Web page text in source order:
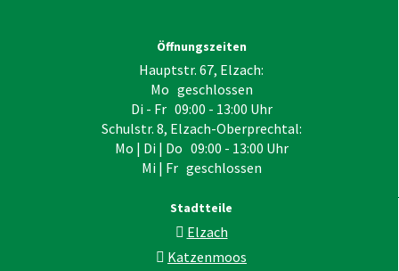
Öffnungszeiten
Hauptstr. 67, Elzach:
Mo geschlossen
Di - Fr 09:00 - 13:00 Uhr
Schulstr. 8, Elzach-Oberprechtal:
Mo | Di | Do 09:00 - 13:00 Uhr
Mi | Fr geschlossen
Stadtteile
Elzach
Katzenmoos